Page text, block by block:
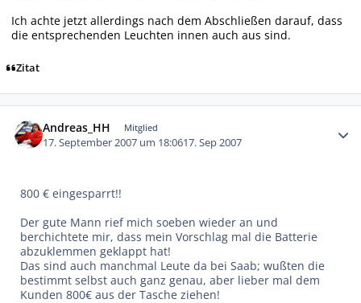
Ich achte jetzt allerdings nach dem Abschließen darauf, dass
die entsprechenden Leuchten innen auch aus sind.
Zitat
Andreas_HH Mitglied
17. September 2007 um 18:0617. Sep 2007
800 € eingesparrt!!
Der gute Mann rief mich soeben wieder an und
berchichtete mir, dass mein Vorschlag mal die Batterie
abzuklemmen geklappt hat!
Das sind auch manchmal Leute da bei Saab; wußten die
bestimmt selbst auch ganz genau, aber lieber mal dem
Kunden 800€ aus der Tasche ziehen!